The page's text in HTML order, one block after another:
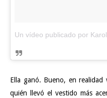
Ella ganó. Bueno, en realidad
quién llevó el vestido más